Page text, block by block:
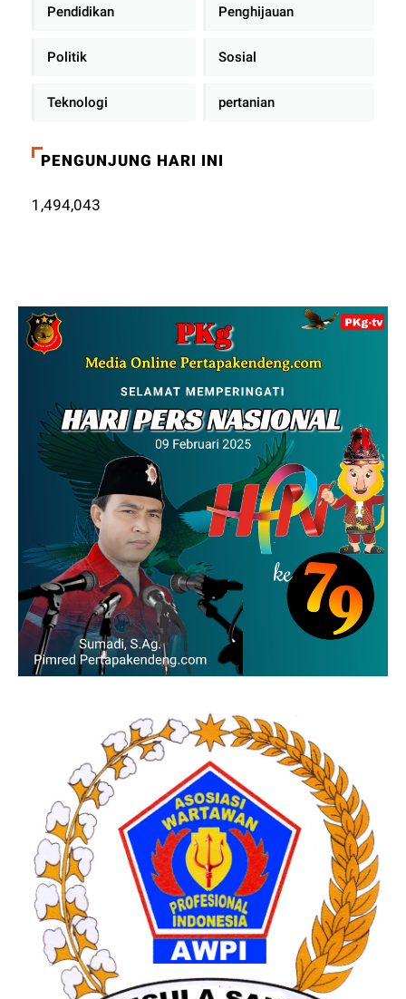
Pendidikan Penghijauan
Politik Sosial
Teknologi pertanian
PENGUNJUNG HARI INI
1,494,043